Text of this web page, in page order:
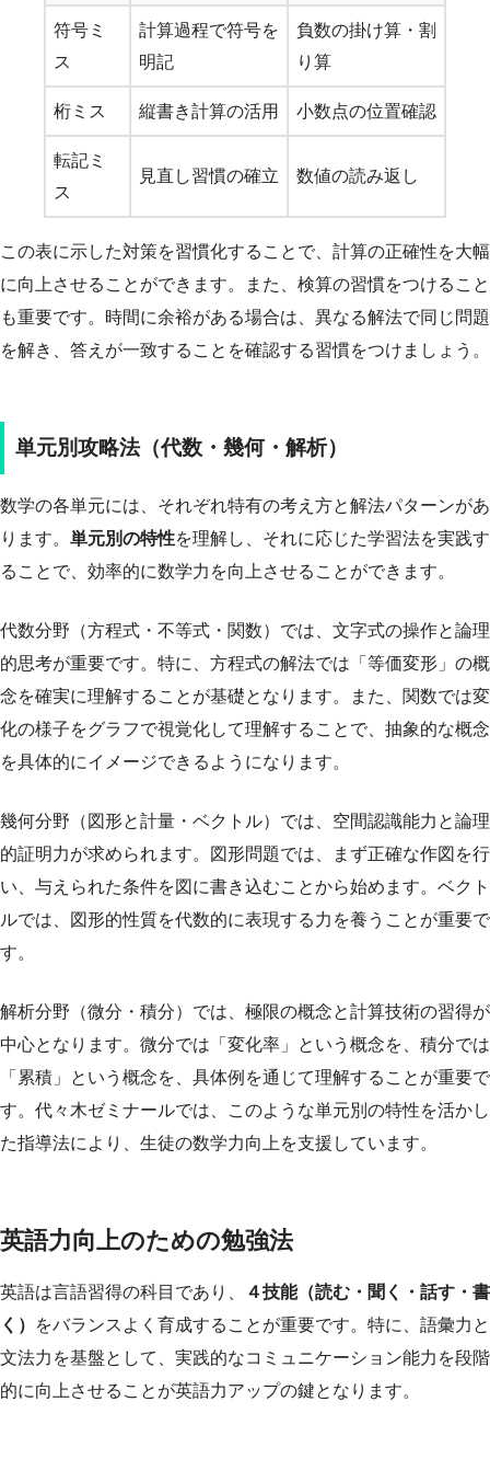
符号ミ
ス
計算過程で符号を
明記
負数の掛け算・割
り算
桁ミス 縦書き計算の活用 小数点の位置確認
転記ミ
ス
見直し習慣の確立 数値の読み返し
この表に示した対策を習慣化することで、計算の正確性を大幅
に向上させることができます。また、検算の習慣をつけること
も重要です。時間に余裕がある場合は、異なる解法で同じ問題
を解き、答えが一致することを確認する習慣をつけましょう。
単元別攻略法（代数・幾何・解析）
数学の各単元には、それぞれ特有の考え方と解法パターンがあ
ります。 単元別の特性を理解し、それに応じた学習法を実践す
ることで、効率的に数学力を向上させることができます。
代数分野（方程式・不等式・関数）では、文字式の操作と論理
的思考が重要です。特に、方程式の解法では「等価変形」の概
念を確実に理解することが基礎となります。また、関数では変
化の様子をグラフで視覚化して理解することで、抽象的な概念
を具体的にイメージできるようになります。
幾何分野（図形と計量・ベクトル）では、空間認識能力と論理
的証明力が求められます。図形問題では、まず正確な作図を行
い、与えられた条件を図に書き込むことから始めます。ベクト
ルでは、図形的性質を代数的に表現する力を養うことが重要で
す。
解析分野（微分・積分）では、極限の概念と計算技術の習得が
中心となります。微分では「変化率」という概念を、積分では
「累積」という概念を、具体例を通じて理解することが重要で
す。代々木ゼミナールでは、このような単元別の特性を活かし
た指導法により、生徒の数学力向上を支援しています。
英語力向上のための勉強法
英語は言語習得の科目であり、
４技能（読む・聞く・話す・書
く）
をバランスよく育成することが重要です。特に、語彙力と
文法力を基盤として、実践的なコミュニケーション能力を段階
的に向上させることが英語力アップの鍵となります。